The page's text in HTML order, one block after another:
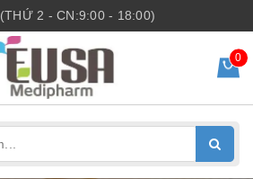
(THỨ 2 - CN:9:00 - 18:00)
0